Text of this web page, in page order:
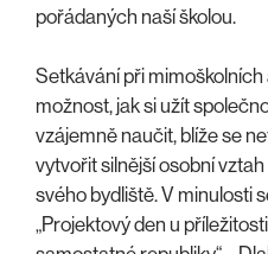
pořádaných naší školou.
Setkávání při
možnost, jak si užít
vzájemně naučit, blíže se
vytvořit silnější osobní
svého bydliště. V minulosti
„Projektový den u